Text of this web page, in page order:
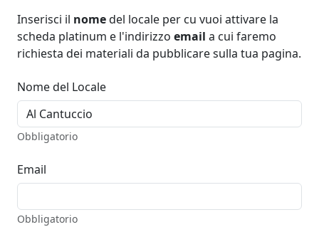
Inserisci il nomedel locale per cu vuoi attivare la
scheda platinum e l'indirizzo email a cui faremo
richiesta dei materiali da pubblicare sulla tua pagina.
Nome del Locale
Obbligatorio
Email
Obbligatorio